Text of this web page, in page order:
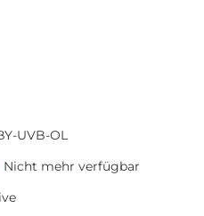
UVB-OL
Nicht mehr verfügbar